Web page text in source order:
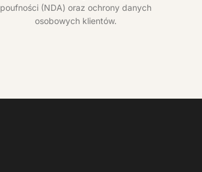
poufności (NDA) oraz ochrony danych
osobowych klientów.